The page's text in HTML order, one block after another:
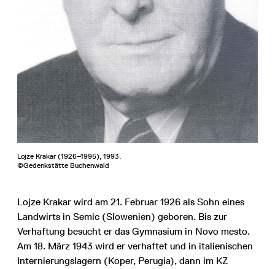
Lojze Krakar (1926–1995), 1993.
©Gedenkstätte Buchenwald
Lojze Krakar wird am 21. Februar 1926 als Sohn eines
Landwirts in Semic (Slowenien) geboren. Bis zur
Verhaftung besucht er das Gymnasium in Novo mesto.
Am 18. März 1943 wird er verhaftet und in italienischen
Internierungslagern (Koper, Perugia), dann im KZ